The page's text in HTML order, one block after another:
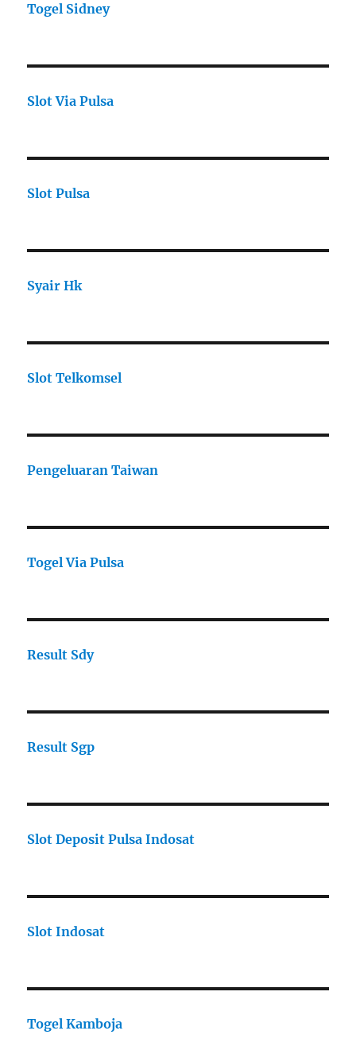
Togel Sidney
Slot Via Pulsa
Slot Pulsa
Syair Hk
Slot Telkomsel
Pengeluaran Taiwan
Togel Via Pulsa
Result Sdy
Result Sgp
Slot Deposit Pulsa Indosat
Slot Indosat
Togel Kamboja